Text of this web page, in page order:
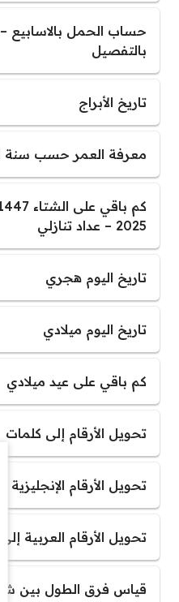
حساب الحمل بالاسابيع
بالتفصيل
تاريخ الأبراج
معرفة العمر حسب سنة
2025 – عداد تنازلي
تاريخ اليوم هجري
تاريخ اليوم ميلادي
كم باقي على عيد ميلادي
تحويل الأرقام إلى كلمات
تحويل الأرقام الإنجليزية
تحويل الأرقام العربية إلى
قياس فرق الطول بين